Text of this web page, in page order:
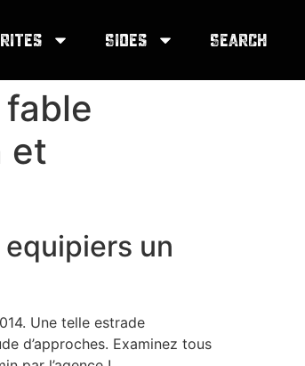
Sides Search
et
un
Une telle estrade
d’approches. Examinez tous